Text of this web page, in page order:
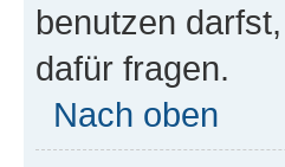
benutzen
dafür fragen.
Nach oben